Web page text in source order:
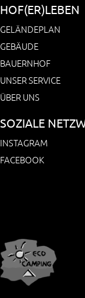
HOF(ER)LEBEN
GELÄNDEPLAN
GEBÄUDE
BAUERNHOF
UNSER SERVICE
ÜBER UNS
SOZIALE
INSTAGRAM
FACEBOOK